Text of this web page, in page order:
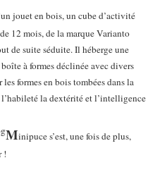
jouet en bois, un cube d’activité
12 mois, de la marque Varianto
de suite séduite. Il héberge une
à formes déclinée avec divers
formes en bois tombées dans la
la dextérité et l’intelligence
Minipuce s’est, une fois de plus,
!